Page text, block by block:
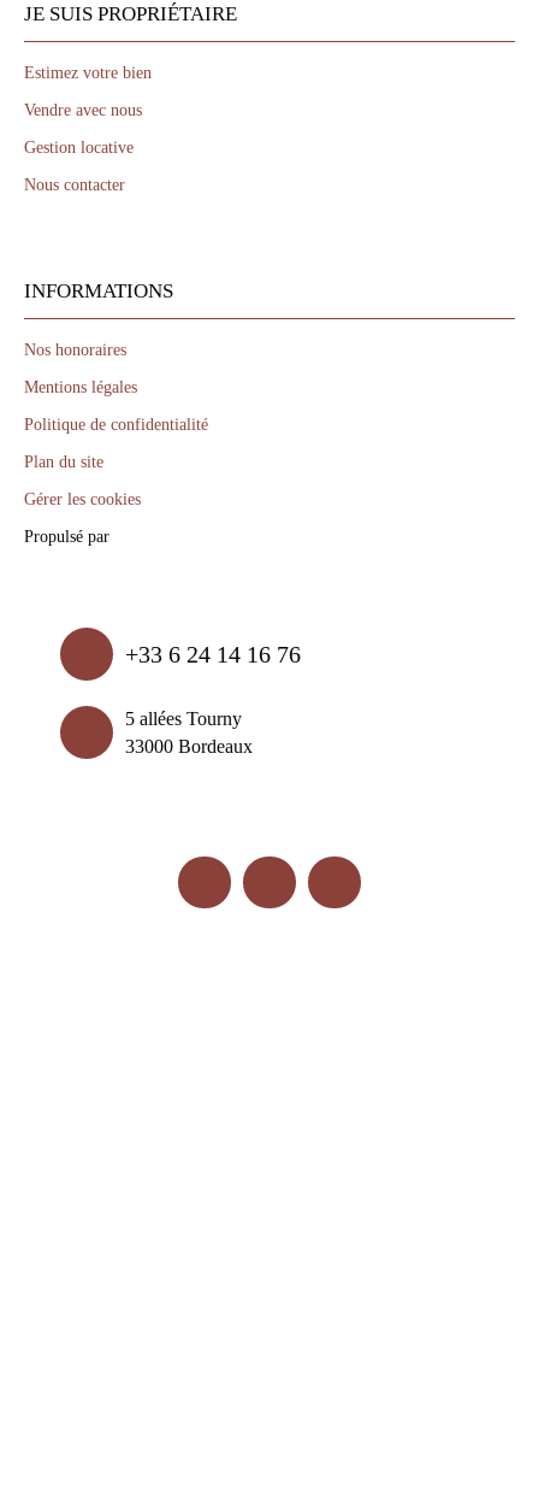
JE SUIS PROPRIÉTAIRE
Estimez votre bien
Vendre avec nous
Gestion locative
Nous contacter
INFORMATIONS
Nos honoraires
Mentions légales
Politique de confidentialité
Plan du site
Gérer les cookies
Propulsé par
+33 6 24 14 16 76
5 allées Tourny
33000 Bordeaux